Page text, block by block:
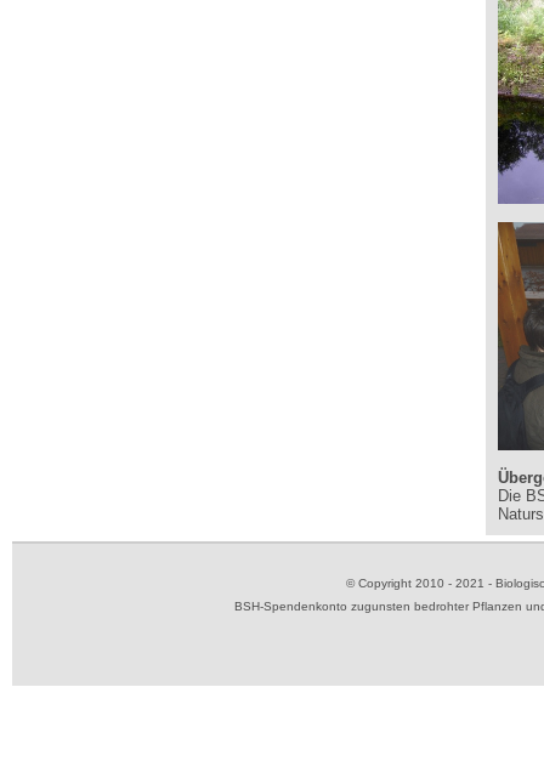
Die
© Copyright 2010 - 2021 -
BSH-Spendenkonto zugunsten bedrohter Pflanzen